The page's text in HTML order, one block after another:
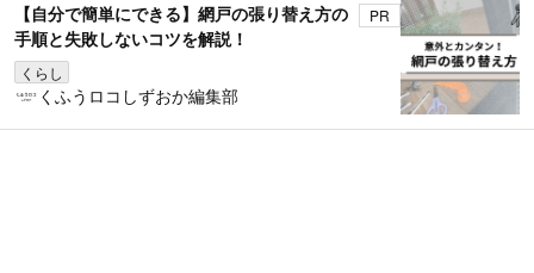
【自分で簡単にできる】網戸の張り替え方の
手順と失敗しないコツを解説！
くらし
PR
くふうロコしずおか編集部